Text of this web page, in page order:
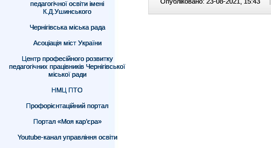
педагогічної освіти імені
К.Д.Ушинського
Чернігівська міська рада
Асоціація міст України
Центр професійного розвитку
педагогічних працівників Чернігівської
міської ради
НМЦ ПТО
Профорієнтаційний портал
Портал «Моя кар’єра»
Youtube-канал управління освіти